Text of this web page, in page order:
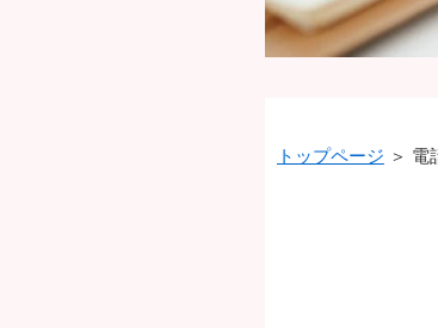
トップページ ＞ 電